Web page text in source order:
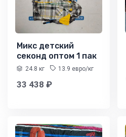
Микс детский
секонд оптом 1 пак
24.8 кг 13.9 евро/кг
33 438 ₽